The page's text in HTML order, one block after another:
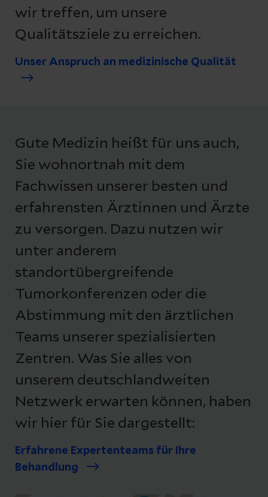
wir treffen, um unsere
Qualitätsziele zu erreichen.
Unser Anspruch an medizinische Qualität
Gute Medizin heißt für uns auch,
Sie wohnortnah mit dem
Fachwissen unserer besten und
erfahrensten Ärztinnen und Ärzte
zu versorgen. Dazu nutzen wir
unter anderem
standortübergreifende
Tumorkonferenzen oder die
Abstimmung mit den ärztlichen
Teams unserer spezialisierten
Zentren. Was Sie alles von
unserem deutschlandweiten
Netzwerk erwarten können, haben
wir hier für Sie dargestellt:
Erfahrene Expertenteams für Ihre
Behandlung